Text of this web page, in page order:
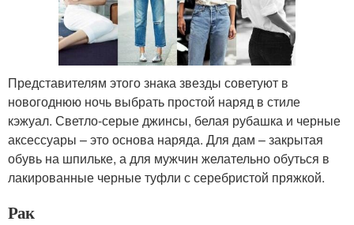
Представителям этого знака звезды советуют в
новогоднюю ночь выбрать простой наряд в стиле
кэжуал. Светло-серые джинсы, белая рубашка и черные
аксессуары – это основа наряда. Для дам – закрытая
обувь на шпильке, а для мужчин желательно обуться в
лакированные черные туфли с серебристой пряжкой.
Рак